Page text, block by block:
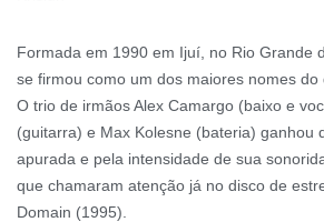
Formada em 1990 em Ijuí, no Rio Grande
se firmou como um dos maiores nomes do
O trio de irmãos Alex Camargo (baixo e
(guitarra) e Max Kolesne (bateria) ganhou
apurada e pela intensidade de sua
que chamaram atenção já no disco de
Domain (1995).